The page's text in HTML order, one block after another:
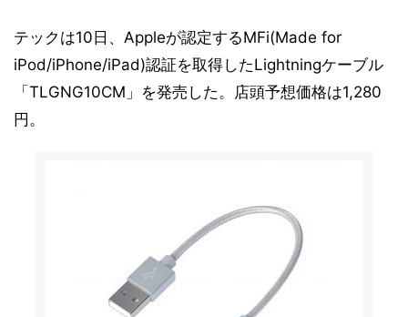
テックは10日、Appleが認定するMFi(Made for
iPod/iPhone/iPad)認証を取得したLightningケーブル
「TLGNG10CM」を発売した。店頭予想価格は1,280
円。